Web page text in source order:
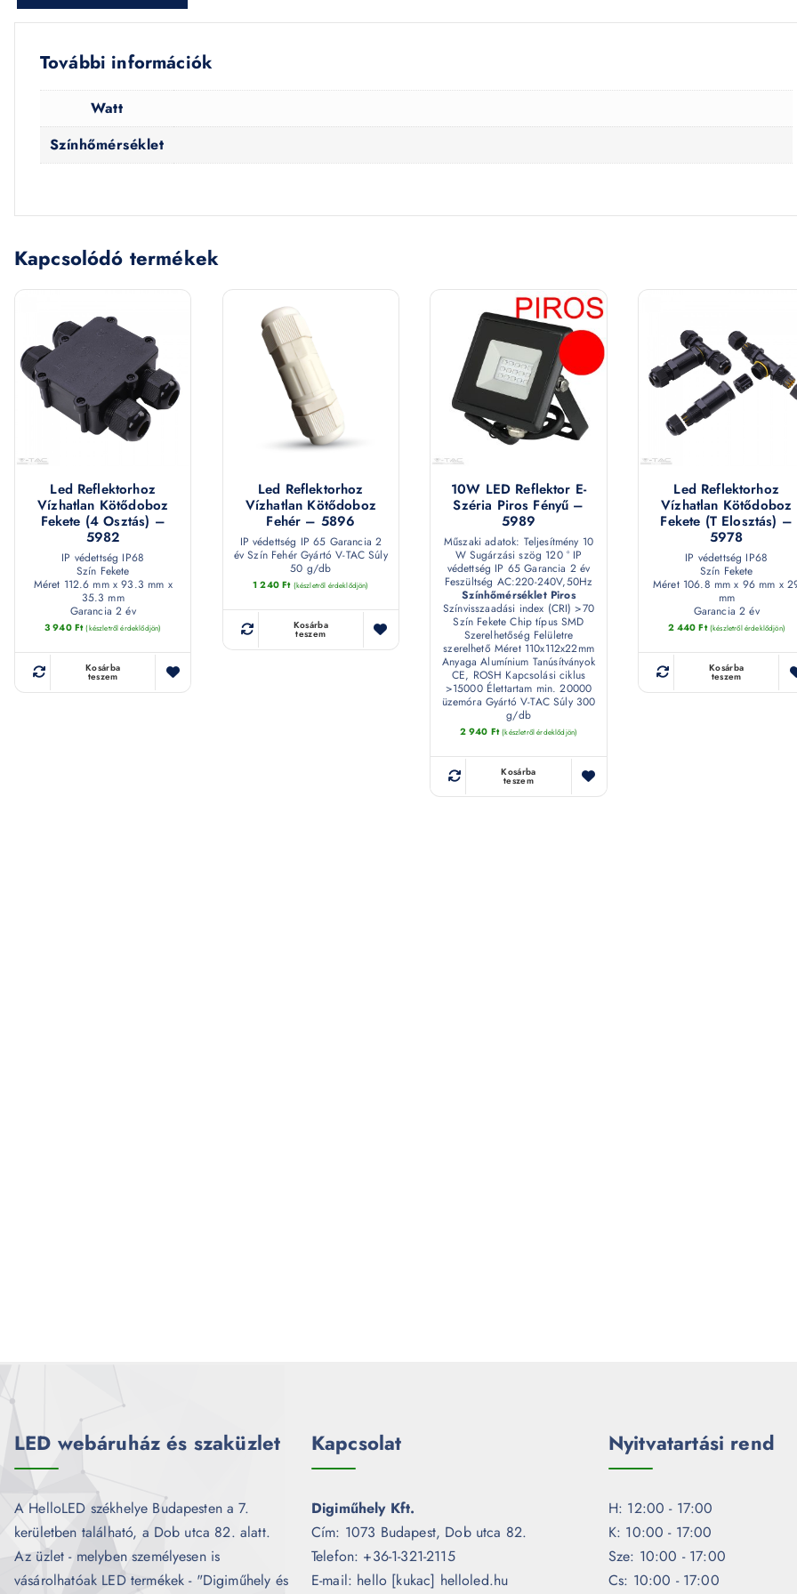
További információk
Watt
Színhőmérséklet
Kapcsolódó termékek
Led Reflektorhoz
Vízhatlan Kötődoboz
Fekete (4 Osztás) –
5982
IP védettség IP68
Szín Fekete
Méret 112.6 mm x 93.3 mm x
35.3 mm
Garancia 2 év
3 940 Ft (készletről érdeklődjön)
Kosárba
teszem
Led Reflektorhoz
Vízhatlan Kötődoboz
Fehér – 5896
IP védettség IP 65 Garancia 2
év Szín Fehér Gyártó V-TAC Súly
50 g/db
1 240Ft (készletről érdeklődjön)
Kosárba
teszem
10W LED Reflektor E-
Széria Piros Fényű –
5989
Műszaki adatok: Teljesítmény 10
W Sugárzási szög 120 ° IP
védettség IP 65 Garancia 2 év
Feszültség AC:220-240V,50Hz
Színhőmérséklet Piros
Színvisszaadási index (CRI) >70
Szín Fekete Chip típus SMD
Szerelhetőség Felületre
szerelhető Méret 110x112x22mm
Anyaga Alumínium Tanúsítványok
CE, ROSH Kapcsolási ciklus
>15000 Élettartam min. 20000
üzemóra Gyártó V-TAC Súly 300
g/db
2 940 Ft (készletről érdeklődjön)
Kosárba
teszem
Led Reflektorhoz
Vízhatlan Kötődoboz
Fekete (T Elosztás) –
5978
IP védettség IP68
Szín Fekete
Méret 106.8 mm x 96 mm x
mm
Garancia 2 év
2 440Ft (készletről érdeklődjön)
Kosárba
teszem
LED webáruház és szaküzlet
A HelloLED székhelye Budapesten a 7.
kerületben található, a Dob utca 82. alatt.
Az üzlet - melyben személyesen is
vásárolhatóak LED termékek - "Digiműhely és
Kapcsolat
Digiműhely Kft.
Cím: 1073 Budapest, Dob utca 82.
Telefon: +36-1-321-2115
E-mail: hello [kukac] helloled.hu
Nyitvatartási rend
H: 12:00 - 17:00
K: 10:00 - 17:00
Sze: 10:00 - 17:00
Cs: 10:00 - 17:00